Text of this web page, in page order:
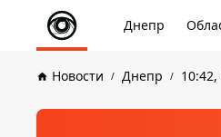
Днепр
Новости Днепр